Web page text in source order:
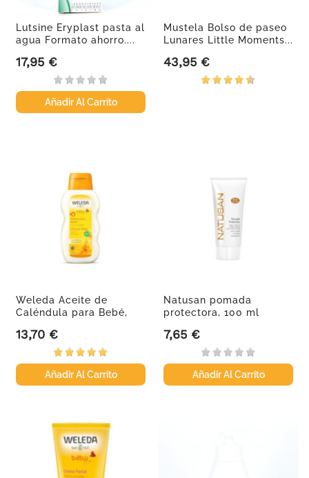
Lutsine Eryplast pasta al
agua Formato ahorro....
Precio
17,95 €
Añadir Al Carrito
Mustela Bolso de paseo
Lunares Little Moments...
Precio
43,95 €
Weleda Aceite de
Caléndula para Bebé,
Precio
13,70 €
Añadir Al Carrito
Natusan pomada
protectora, 100 ml
Precio
7,65 €
Añadir Al Carrito